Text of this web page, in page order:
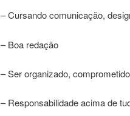
– Cursando comunicação,
– Boa redação
– Ser organizado,
– Responsabilidade acima de